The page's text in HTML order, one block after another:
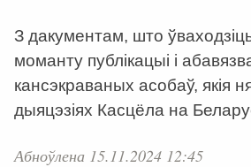
З дакументам, што
моманту публікацыі і
кансэкраваных асобаў, якія
дыяцэзіях Касцёла на
Абноўлена 15.11.2024 12:45